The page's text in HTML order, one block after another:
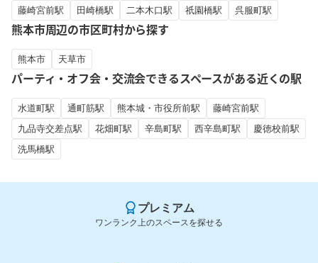
藤崎宮前駅
田崎橋駅 二本木口駅 祇園橋駅 呉服町駅
熊本市周辺の市区町村から探す
熊本市 天草市
パーティ・オフ会・交流会できるスペースがある近くの駅
水道町駅 通町筋駅 熊本城・市役所前駅
藤崎宮前駅
九品寺交差点駅
花畑町駅 辛島町駅 西辛島町駅
慶徳校前駅
洗馬橋駅
プレミアム
ワンランク上のスペースを探せる